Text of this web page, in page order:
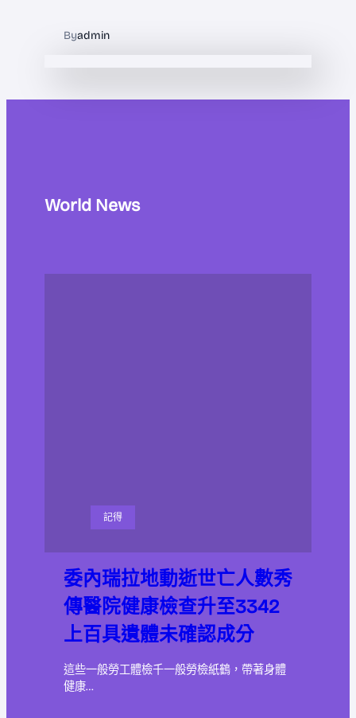
Byadmin
World News
記得
委內瑞拉地動逝世亡人數秀
傳醫院健康檢查升至3342
上百具遺體未確認成分
這些一般勞工體檢千一般勞檢紙鶴，帶著身體
健康…